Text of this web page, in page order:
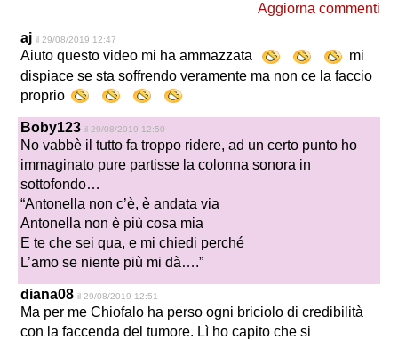
Aggiorna commenti
aj il 29/08/2019 12:47
Aiuto questo video mi ha ammazzata
mi
dispiace se sta soffrendo veramente ma non ce la faccio
proprio
Boby123 il 29/08/2019 12:50
No vabbè il tutto fa troppo ridere, ad un certo punto ho
immaginato pure partisse la colonna sonora in
sottofondo…
“Antonella non c’è, è andata via
Antonella non è più cosa mia
E te che sei qua, e mi chiedi perché
L’amo se niente più mi dà….”
diana08 il 29/08/2019 12:51
Ma per me Chiofalo ha perso ogni briciolo di credibilità
con la faccenda del tumore. Lì ho capito che si